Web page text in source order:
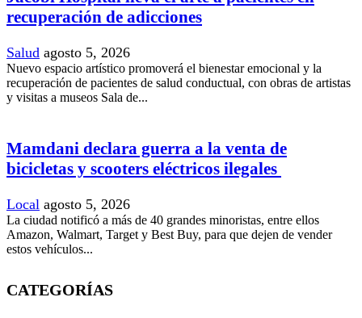
recuperación de adicciones
Salud agosto 5, 2026
Nuevo espacio artístico promoverá el bienestar emocional y la
recuperación de pacientes de salud conductual, con obras de artistas
y visitas a museos Sala de...
Mamdani declara guerra a la venta de
bicicletas y scooters eléctricos ilegales
Local agosto 5, 2026
La ciudad notificó a más de 40 grandes minoristas, entre ellos
Amazon, Walmart, Target y Best Buy, para que dejen de vender
estos vehículos...
CATEGORÍAS